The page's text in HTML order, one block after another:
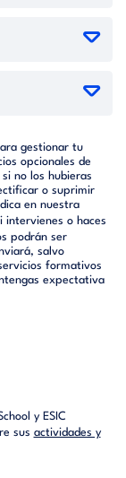
gestionar tu
opcionales de
no los hubieras
o suprimir
en nuestra
intervienes o haces
podrán ser
salvo
formativos
expectativa
y ESIC
sus actividades y